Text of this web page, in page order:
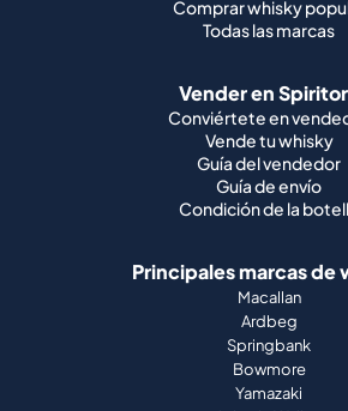
Comprar whisky
Todas las marcas
Vender en
Conviértete en
Vende tu whisky
Guía del vendedor
Guía de envío
Condición de la
Principales marcas de
Macallan
Ardbeg
Springbank
Bowmore
Yamazaki